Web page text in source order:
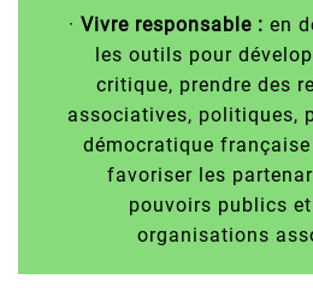
· Vivre responsable : en
les outils pour
critique, prendre des
associatives, politiques,
démocratique française
favoriser les
pouvoirs publics
organisations